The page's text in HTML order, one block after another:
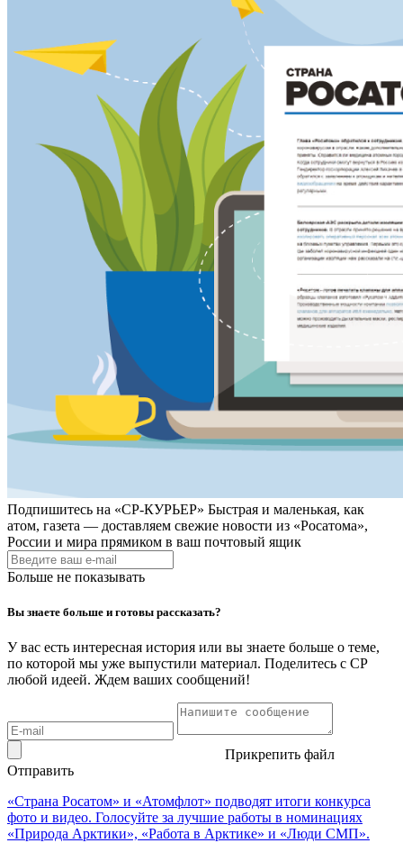
Подпишитесь на «СР-КУРЬЕР» Быстрая и маленькая, как
атом, газета — доставляем свежие новости из «Росатома»,
России и мира прямиком в ваш почтовый ящик
Больше не показывать
Вы знаете больше и готовы рассказать?
У вас есть интересная история или вы знаете больше о теме,
по которой мы уже выпустили материал. Поделитесь с СР
любой идеей. Ждем ваших сообщений!
Прикрепить файл
Отправить
«Страна Росатом» и «Атомфлот» подводят итоги конкурса
фото и видео. Голосуйте за лучшие работы в номинациях
«Природа Арктики», «Работа в Арктике» и «Люди СМП».